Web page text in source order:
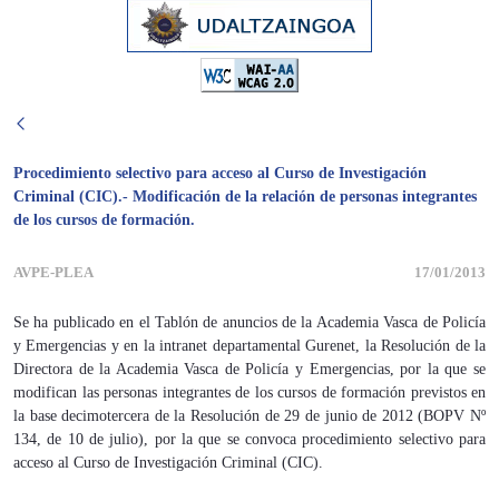
Procedimiento selectivo para acceso al Curso de Investigación
Criminal (CIC).- Modificación de la relación de personas integrantes
de los cursos de formación.
AVPE-PLEA 17/01/2013
Se ha publicado en el Tablón de anuncios de la Academia Vasca de Policía
y Emergencias y en la intranet departamental Gurenet, la Resolución de la
Directora de la Academia Vasca de Policía y Emergencias, por la que se
modifican las personas integrantes de los cursos de formación previstos en
la base decimotercera de la Resolución de 29 de junio de 2012 (BOPV Nº
134, de 10 de julio), por la que se convoca procedimiento selectivo para
acceso al Curso de Investigación Criminal (CIC).